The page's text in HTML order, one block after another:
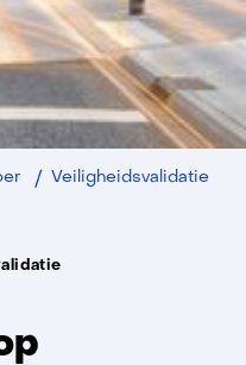
Veiligheidsvalidatie